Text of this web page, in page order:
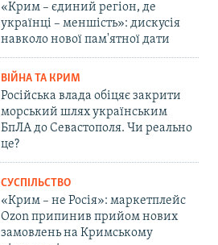
«Крим – єдиний регіон, де
українці – меншість»: дискусія
навколо нової пам'ятної дати
ВІЙНА ТА КРИМ
Російська влада обіцяє закрити
морський шлях українським
БпЛА до Севастополя. Чи реально
це?
СУСПІЛЬСТВО
«Крим – не Росія»: маркетплейс
Ozon припинив прийом нових
замовлень на Кримському